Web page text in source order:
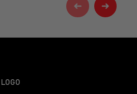
LOGO